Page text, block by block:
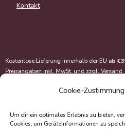
Cookie-
Um dir ein optimales Erlebnis zu bieten,
Cookies, um Geräteinformationen zu
Kontakt
Kostenlose Lieferung innerhalb der EU ab
Preisangaben inkl. MwSt. und zzgl.Versand